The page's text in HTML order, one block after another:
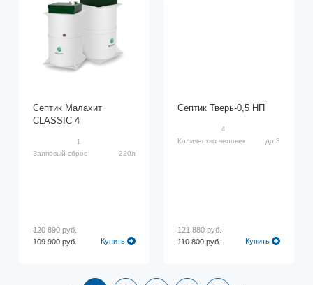
Септик Малахит
CLASSIC 4
1
Залповый сброс 220л
109 900 руб.
120 890 руб.
Купить
Септик Тверь-0,5 НП
4
Количество человек до 3
110 800 руб.
121 880 руб.
Купить